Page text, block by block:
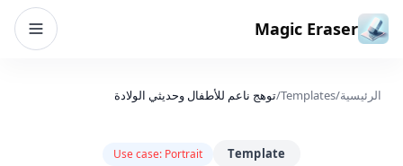
تخطي إلى المحتوى
Magic Eraser
الرئيسية/
Templates
/توهج ناعم للأطفال وحديثي الولادة
Template
Use case: Portrait